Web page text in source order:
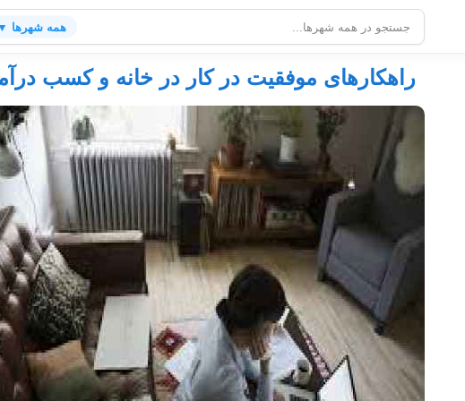
همه شهرها
راهکارهای موفقیت در کار در خانه و کسب